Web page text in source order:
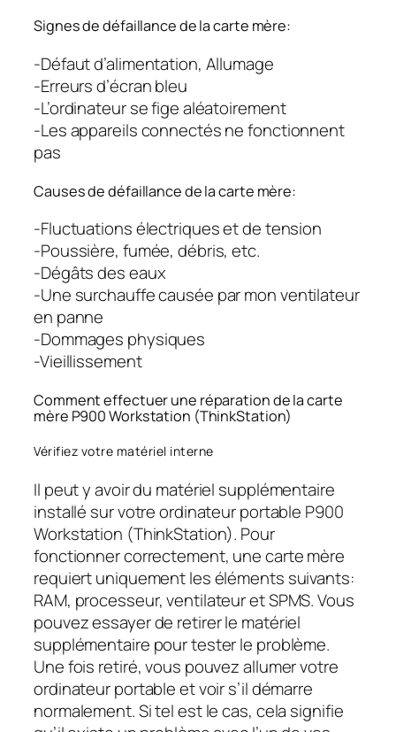
Signes de défaillance de la carte mère:
-Défaut d’alimentation, Allumage
-Erreurs d’écran bleu
-L’ordinateur se fige aléatoirement
-Les appareils connectés ne fonctionnent
pas
Causes de défaillance de la carte mère:
-Fluctuations électriques et de tension
-Poussière, fumée, débris, etc.
-Dégâts des eaux
-Une surchauffe causée par mon ventilateur
en panne
-Dommages physiques
-Vieillissement
Comment effectuer une réparation de la carte
mère P900 Workstation (ThinkStation)
Vérifiez votre matériel interne
Il peut y avoir du matériel supplémentaire
installé sur votre ordinateur portable P900
Workstation (ThinkStation). Pour
fonctionner correctement, une carte mère
requiert uniquement les éléments suivants:
RAM, processeur, ventilateur et SPMS. Vous
pouvez essayer de retirer le matériel
supplémentaire pour tester le problème.
Une fois retiré, vous pouvez allumer votre
ordinateur portable et voir s’il démarre
normalement. Si tel est le cas, cela signifie